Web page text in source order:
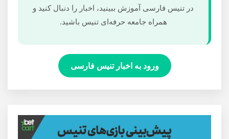
در تنیس فارسی آموزش ببینید، اخبار را دنبال کنید و
همراه جامعه حرفه‌ای تنیس باشید.
ورود به اخبار تنیس فارسی